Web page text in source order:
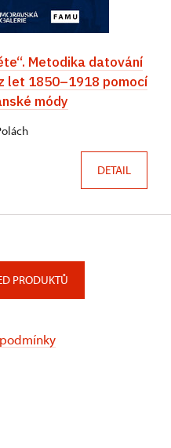
Metodika datování
1850–⁠1918 pomocí
módy
DETAIL
PRODUKTŮ